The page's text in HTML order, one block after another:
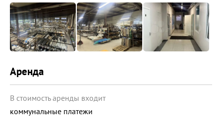
Аренда
В стоимость аренды входит
коммунальные платежи